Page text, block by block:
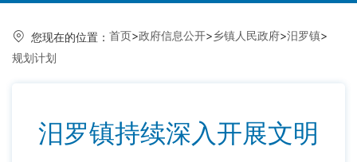
您现在的位置： 首页>政府信息公开>乡镇人民政府>汨罗镇>
规划计划
汨罗镇持续深入开展文明